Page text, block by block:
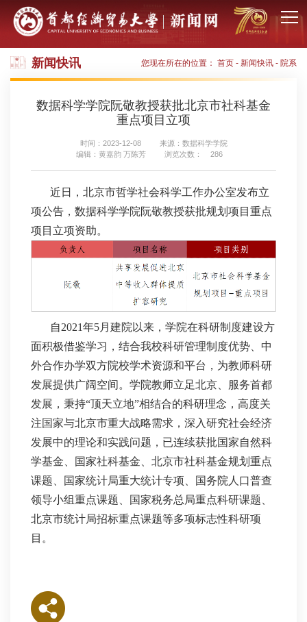
新闻快讯 您现在所在的位置： 首页 - 新闻快讯 - 院系
数据科学学院阮敬教授获批北京市社科基金
重点项目立项
时间：2023-12-08
来源：数据科学学院
编辑：黄嘉韵 万陈芳
浏览次数： 286
近日，北京市哲学社会科学工作办公室发布立
项公告，数据科学学院阮敬教授获批规划项目重点
项目立项资助。
自2021年5月建院以来，学院在科研制度建设方
面积极借鉴学习，结合我校科研管理制度优势、中
外合作办学双方院校学术资源和平台，为教师科研
发展提供广阔空间。学院教师立足北京、服务首都
发展，秉持“顶天立地”相结合的科研理念，高度关
注国家与北京市重大战略需求，深入研究社会经济
发展中的理论和实践问题，已连续获批国家自然科
学基金、国家社科基金、北京市社科基金规划重点
课题、国家统计局重大统计专项、国务院人口普查
领导小组重点课题、国家税务总局重点科研课题、
北京市统计局招标重点课题等多项标志性科研项
目。